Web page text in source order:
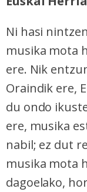
Ni hasi
musika mota
ere. Nik
Oraindik ere,
du ondo
ere, musika
nabil; ez dut
musika mota
dagoelako,